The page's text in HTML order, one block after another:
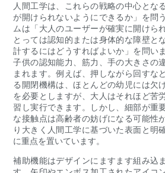
人間工学は、これらの戦略の中心とな
が開けられないようにできるか」を問
ムは「大人のユーザーが確実に開けら
とっては認知的または身体的な障壁と
計するにはどうすればよいか」を問い
子供の認知能力、筋力、手の大きさの
まれます。例えば、押しながら回すな
る開閉機構は、ほとんどの幼児には欠
を必要としますが、大人はそれほど苦
習し実行できます。しかし、細部が重
な接触点は高齢者の妨げになる可能性
り大きく人間工学に基づいた表面と明
に重点を置いています。
補助機能はデザインにますます組み込